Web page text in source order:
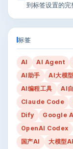
到标签设置的完
标签
AI AI Agent
AI助手
AI大模型
AI编程工具
AI
Claude Code
Dify
Google
OpenAI Codex
国产AI
大模型